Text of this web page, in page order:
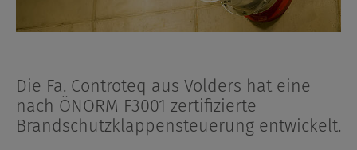
Die Fa. Controteq aus Volders hat eine
nach ÖNORM F3001 zertifizierte
Brandschutzklappensteuerung entwickelt.